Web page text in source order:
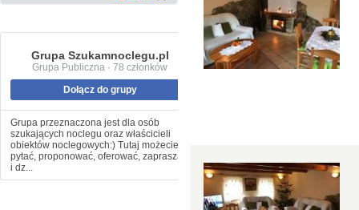
Grupa Szukamnoclegu.pl
Grupa Publiczna · 78 członków
Dołącz do grupy
Grupa przeznaczona jest dla osób
szukających noclegu oraz właścicieli
obiektów noclegowych:) Tutaj możecie
pytać, proponować, oferować, zapraszać
i dz...